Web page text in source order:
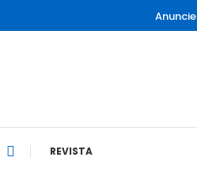
Anuncie
REVISTA